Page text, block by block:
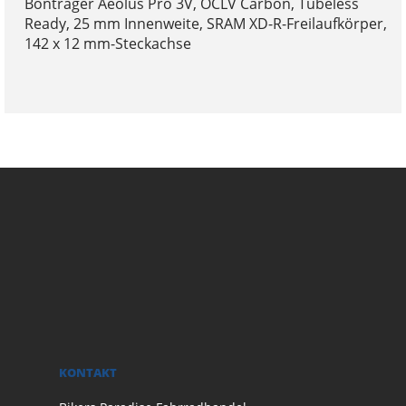
Ready, 25 mm Innenweite, SRAM XD-R-Freilaufkörper,
142 x 12 mm-Steckachse
KONTAKT